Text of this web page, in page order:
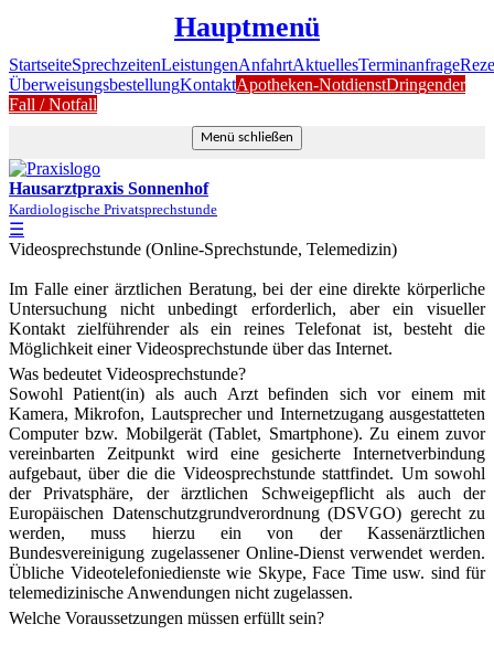
Hauptmenü
StartseiteSprechzeitenLeistungenAnfahrtAktuellesTerminanfrage
ÜberweisungsbestellungKontaktApotheken-NotdienstDringender
Fall / Notfall
Menü schließen
Hausarztpraxis Sonnenhof
Kardiologische Privatsprechstunde
☰
Videosprechstunde (Online-Sprechstunde, Telemedizin)
Im Falle einer ärztlichen Beratung, bei der eine direkte körperliche
Untersuchung nicht unbedingt erforderlich, aber ein visueller
Kontakt zielführender als ein reines Telefonat ist, besteht die
Möglichkeit einer Videosprechstunde über das Internet.
Was bedeutet Videosprechstunde?
Sowohl Patient(in) als auch Arzt befinden sich vor einem mit
Kamera, Mikrofon, Lautsprecher und Internetzugang ausgestatteten
Computer bzw. Mobilgerät (Tablet, Smartphone). Zu einem zuvor
vereinbarten Zeitpunkt wird eine gesicherte Internetverbindung
aufgebaut, über die die Videosprechstunde stattfindet. Um sowohl
der Privatsphäre, der ärztlichen Schweigepflicht als auch der
Europäischen Datenschutzgrundverordnung (DSVGO) gerecht zu
werden, muss hierzu ein von der Kassenärztlichen
Bundesvereinigung zugelassener Online-Dienst verwendet werden.
Übliche Videotelefoniedienste wie Skype, Face Time usw. sind für
telemedizinische Anwendungen nicht zugelassen.
Welche Voraussetzungen müssen erfüllt sein?